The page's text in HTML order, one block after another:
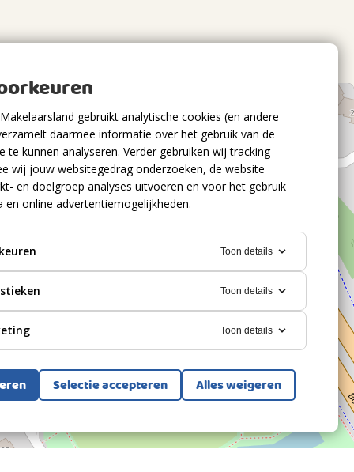
gebruikt analytische cookies (en andere
daarmee informatie over het gebruik van de
te kunnen analyseren. Verder gebruiken wij tracking
wij jouw websitegedrag onderzoeken, de website
en doelgroep analyses uitvoeren en voor het gebruik
en online advertentiemogelijkheden.
Toon details
Toon details
Toon details
Selectie accepteren Alles weigeren